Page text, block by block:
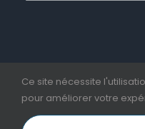
Ce site nécessite
pour améliorer votre